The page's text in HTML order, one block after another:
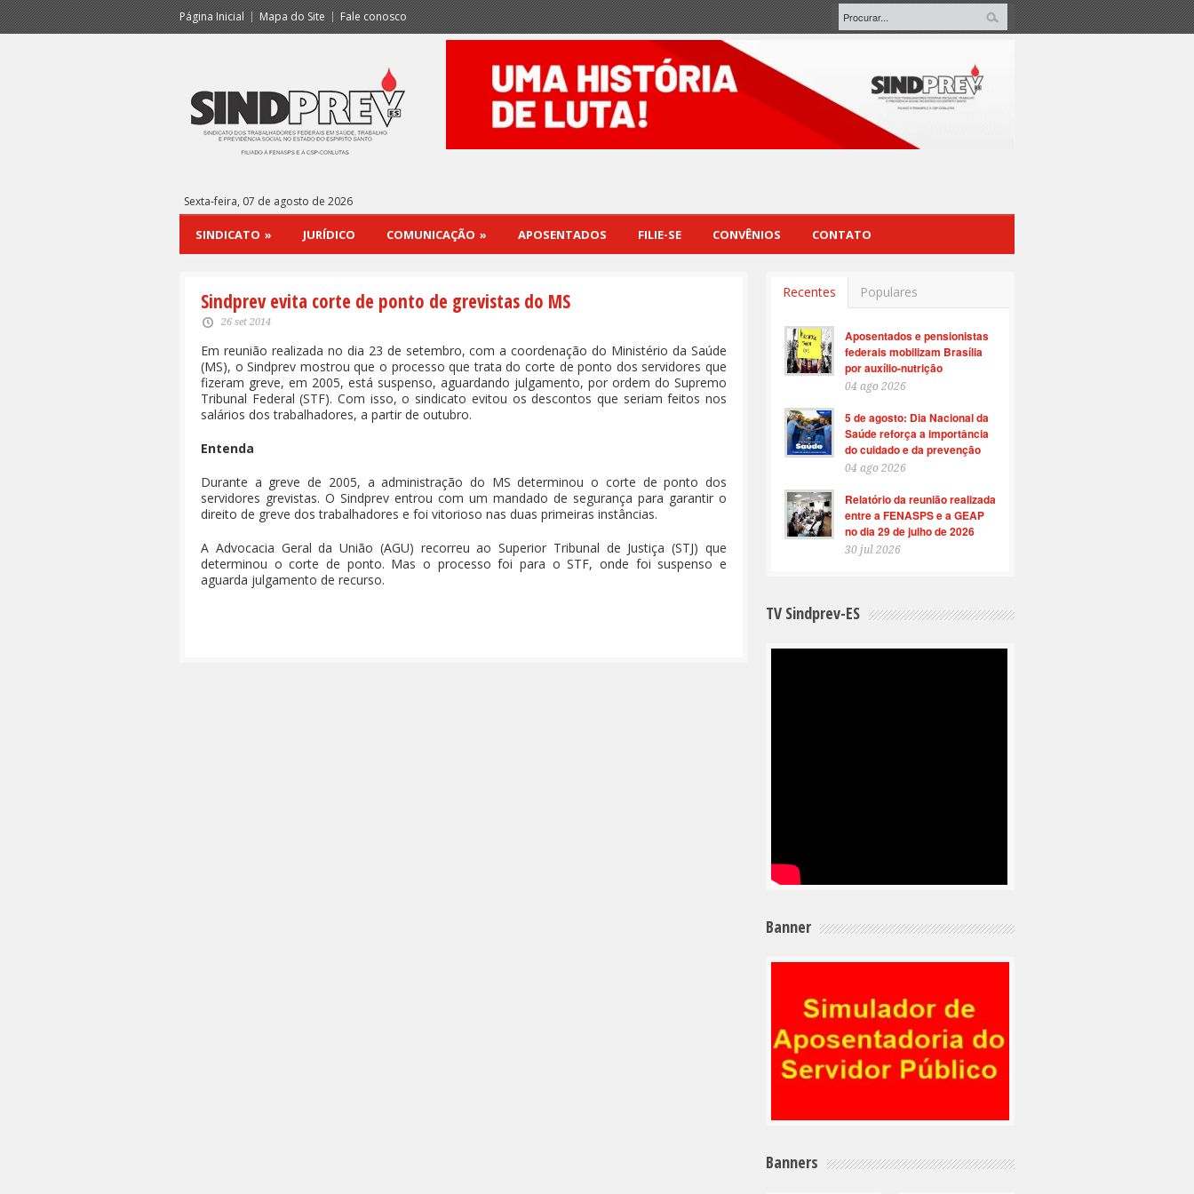
Página Inicial Mapa do Site Fale conosco
Sexta-feira, 07 de agosto de 2026
SINDICATO » JURÍDICO COMUNICAÇÃO » APOSENTADOS FILIE-SE CONVÊNIOS CONTATO
Sindprev evita corte de ponto de grevistas do MS
26 set 2014
Em reunião realizada no dia 23 de setembro, com a coordenação do Ministério da Saúde
(MS), o Sindprev mostrou que o processo que trata do corte de ponto dos servidores que
fizeram greve, em 2005, está suspenso, aguardando julgamento, por ordem do Supremo
Tribunal Federal (STF). Com isso, o sindicato evitou os descontos que seriam feitos nos
salários dos trabalhadores, a partir de outubro.
Entenda
Durante a greve de 2005, a administração do MS determinou o corte de ponto dos
servidores grevistas. O Sindprev entrou com um mandado de segurança para garantir o
direito de greve dos trabalhadores e foi vitorioso nas duas primeiras instâncias.
A Advocacia Geral da União (AGU) recorreu ao Superior Tribunal de Justiça (STJ) que
determinou o corte de ponto. Mas o processo foi para o STF, onde foi suspenso e
aguarda julgamento de recurso.
Recentes Populares
Aposentados e pensionistas
federais mobilizam Brasília
por auxílio-nutrição
04 ago 2026
5 de agosto: Dia Nacional da
Saúde reforça a importância
do cuidado e da prevenção
04 ago 2026
Relatório da reunião realizada
entre a FENASPS e a GEAP
no dia 29 de julho de 2026
30 jul 2026
TV Sindprev-ES
Banner
Banners